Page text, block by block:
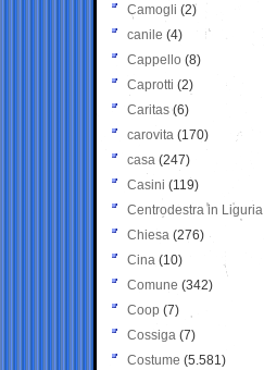
Camogli (2)
canile (4)
Cappello (8)
Caprotti (2)
Caritas (6)
carovita (170)
casa (247)
Casini (119)
Centrodestra in Liguria
Chiesa (276)
Cina (10)
Comune (342)
Coop (7)
Cossiga (7)
Costume (5.581)